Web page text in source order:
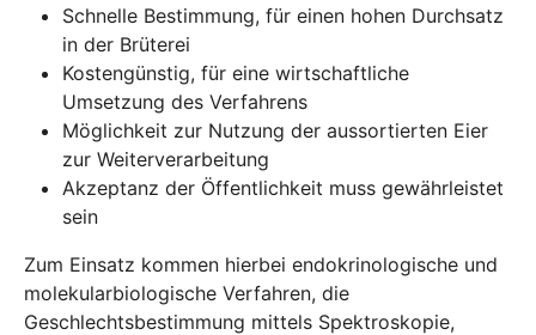
Schnelle Bestimmung, für einen hohen Durchsatz
in der Brüterei
Kostengünstig, für eine wirtschaftliche
Umsetzung des Verfahrens
Möglichkeit zur Nutzung der aussortierten Eier
zur Weiterverarbeitung
Akzeptanz der Öffentlichkeit muss gewährleistet
sein
Zum Einsatz kommen hierbei endokrinologische und
molekularbiologische Verfahren, die
Geschlechtsbestimmung mittels Spektroskopie,